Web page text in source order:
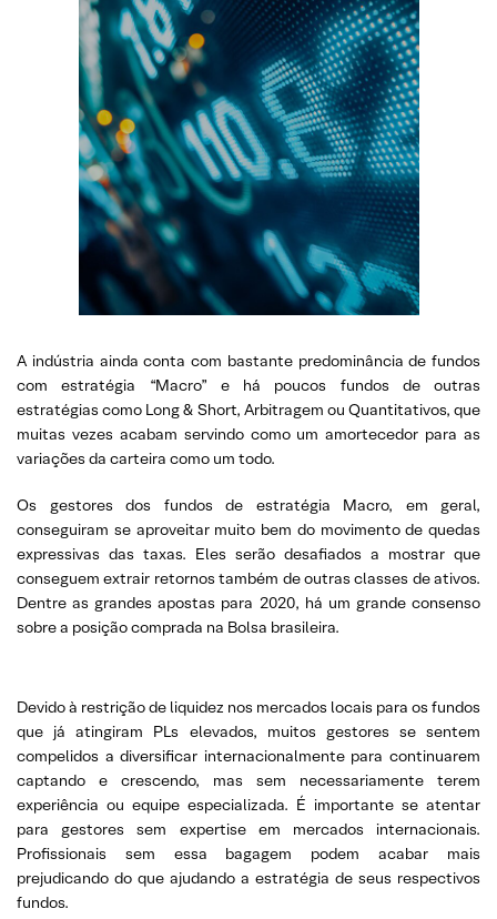
A indústria ainda conta com bastante predominância de fundos
com estratégia “Macro” e há poucos fundos de outras
estratégias como Long & Short, Arbitragem ou Quantitativos, que
muitas vezes acabam servindo como um amortecedor para as
variações da carteira como um todo.
Os gestores dos fundos de estratégia Macro, em geral,
conseguiram se aproveitar muito bem do movimento de quedas
expressivas das taxas. Eles serão desafiados a mostrar que
conseguem extrair retornos também de outras classes de ativos.
Dentre as grandes apostas para 2020, há um grande consenso
sobre a posição comprada na Bolsa brasileira.
Devido à restrição de liquidez nos mercados locais para os fundos
que já atingiram PLs elevados, muitos gestores se sentem
compelidos a diversificar internacionalmente para continuarem
captando e crescendo, mas sem necessariamente terem
experiência ou equipe especializada. É importante se atentar
para gestores sem expertise em mercados internacionais.
Profissionais sem essa bagagem podem acabar mais
prejudicando do que ajudando a estratégia de seus respectivos
fundos.